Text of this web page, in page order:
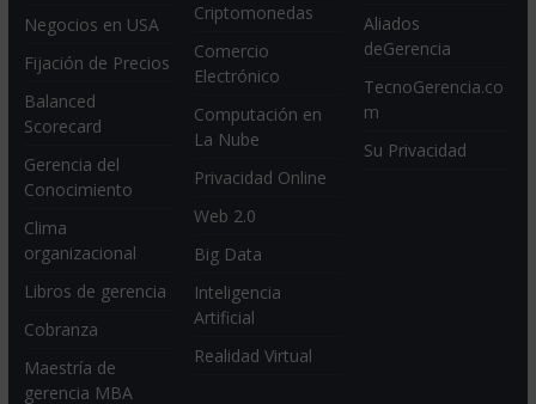
Negocios en USA
Fijación de Precios
Balanced
Scorecard
Gerencia del
Conocimiento
Clima
organizacional
Libros de gerencia
Cobranza
Maestría de
gerencia MBA
Criptomonedas
Comercio
Electrónico
Computación en
La Nube
Privacidad Online
Web 2.0
Big Data
Inteligencia
Artificial
Realidad Virtual
Aliados
deGerencia
TecnoGerencia.co
m
Su Privacidad